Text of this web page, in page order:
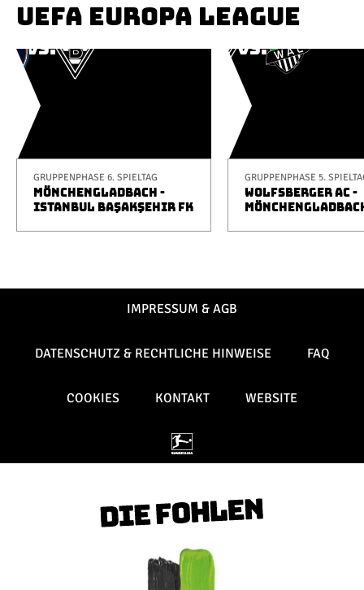
UEFA EUROPA LEAGUE
GRUPPENPHASE 6. SPIELTAG
MÖNCHENGLADBACH -
ISTANBUL BAŞAKŞEHIR FK
GRUPPENPHASE 5.
WOLFSBERGER AC -
IMPRESSUM & AGB
DATENSCHUTZ & RECHTLICHE HINWEISE FAQ
COOKIES KONTAKT WEBSITE